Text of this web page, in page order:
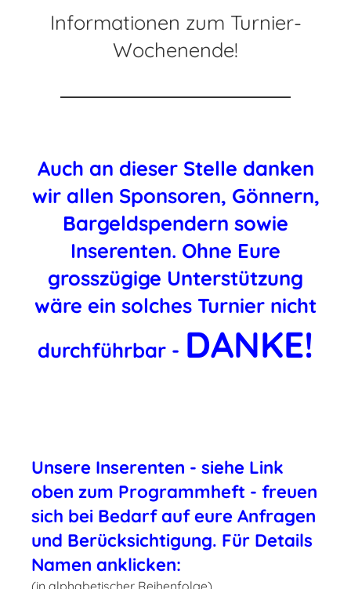
Informationen zum Turnier-
Wochenende!
Auch an dieser Stelle danken
wir allen Sponsoren, Gönnern,
Bargeldspendern sowie
Inserenten. Ohne Eure
grosszügige Unterstützung
wäre ein solches Turnier nicht
durchführbar - DANKE!
Unsere Inserenten - siehe Link
oben zum Programmheft - freuen
sich bei Bedarf auf eure Anfragen
und Berücksichtigung. Für Details
Namen anklicken:
(in alphabetischer Reihenfolge)